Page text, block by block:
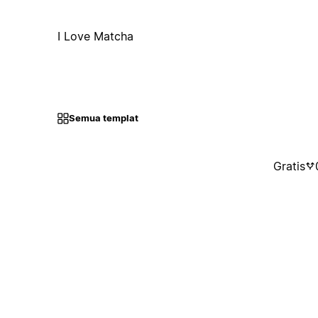
I Love Matcha
Semua templat
Gratis